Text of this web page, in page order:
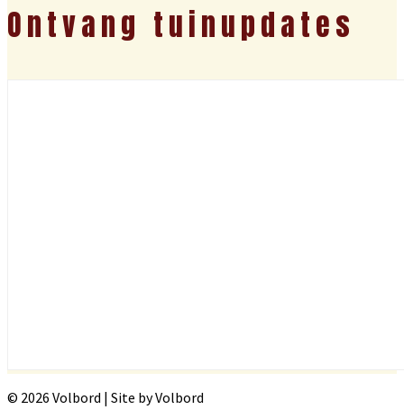
Ontvang tuinupdates
© 2026 Volbord | Site by Volbord